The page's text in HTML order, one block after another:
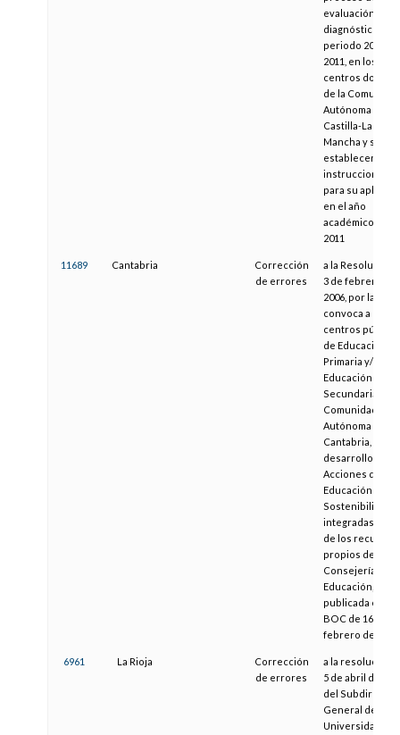
evaluación de
diagnóstico en
periodo 2009-
2011, en los
centros
de la
Autónoma de
Castilla-La
Mancha y se
establecen
instrucciones
para su
en el año
académico 2010-
2011
11689 Cantabria
Corrección
de errores
a la Resolución
3 de febrero de
2006, por la que
convoca a los
centros
de Educación
Primaria y/o
Educación
Secundaria de
Comunidad
Autónoma de
Cantabria, para
desarrollo de
Acciones de
Educación para
Sostenibilidad
integradas
de los recursos
propios de la
Consejería de
Educación,
publicada en el
BOC de 16 de
febrero de 2006
6961 La Rioja
Corrección
de errores
a la resolución
5 de abril de
del Subdirector
General de
Universidades y